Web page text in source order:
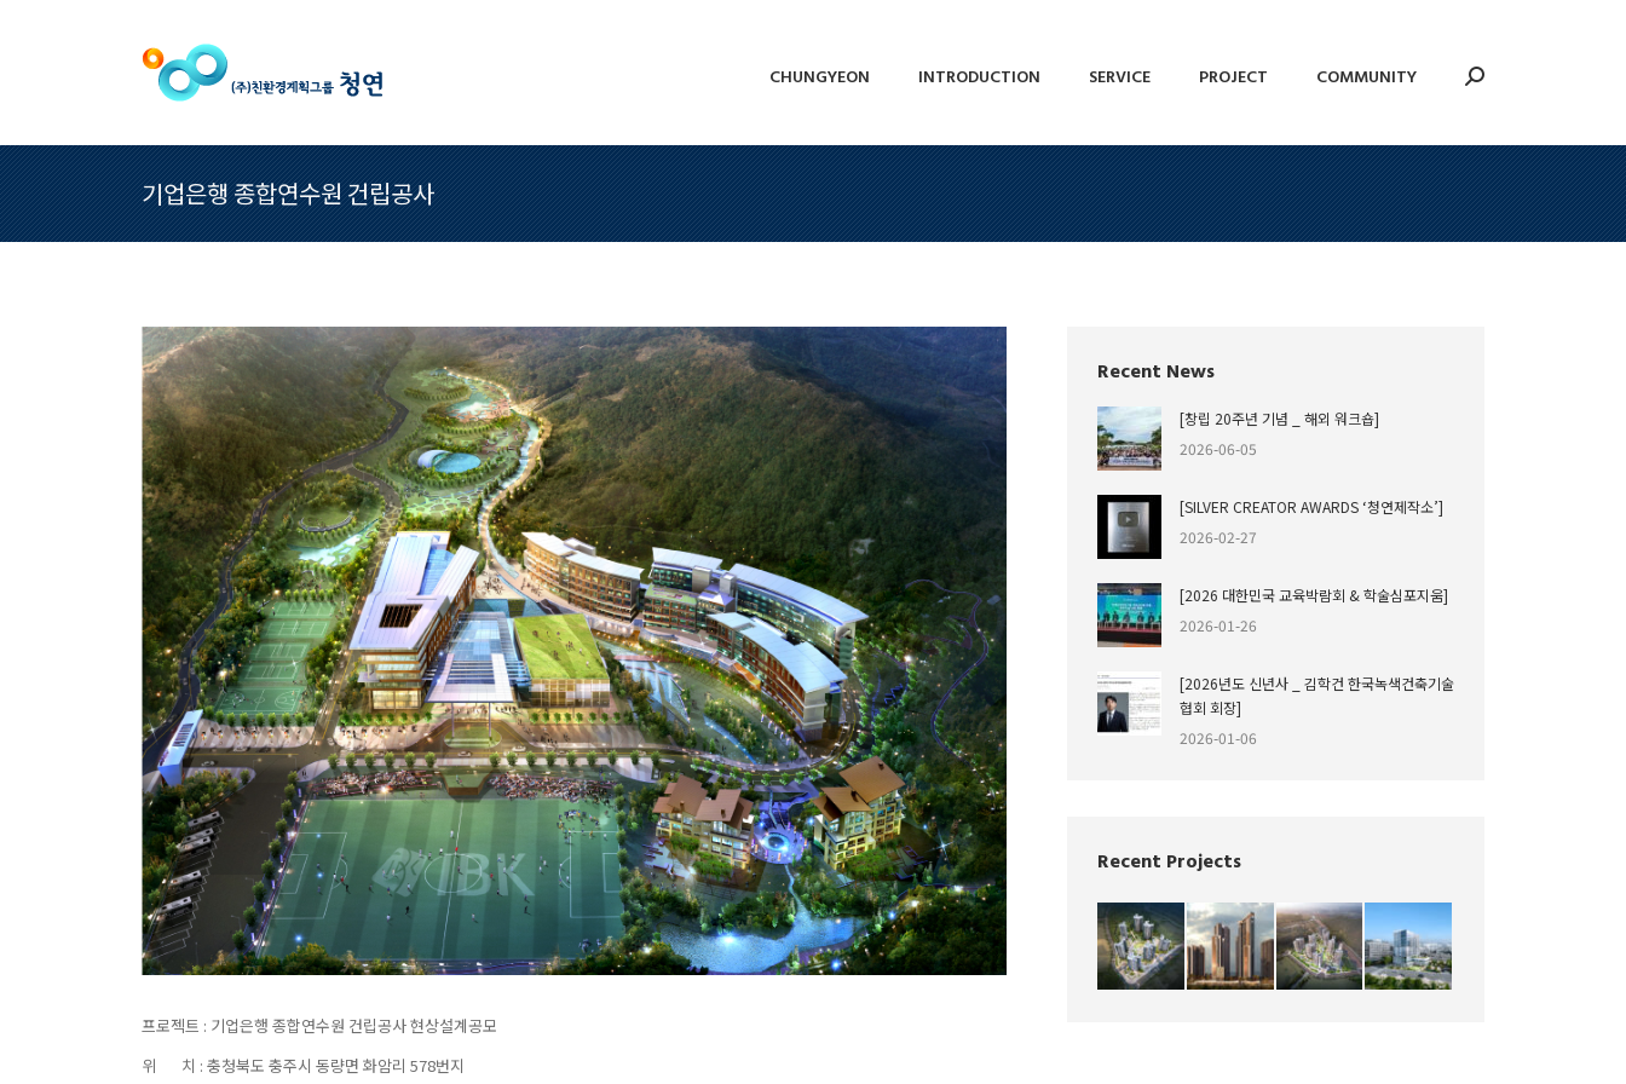
CHUNGYEON INTRODUCTION SERVICE PROJECT COMMUNITY Search:
기업은행 종합연수원 건립공사
프로젝트 : 기업은행 종합연수원 건립공사 현상설계공모
위 치 : 충청북도 충주시 동량면 화암리 578번지
Recent News
[창립 20주년 기념 _ 해외 워크숍]
2026-06-05
[SILVER CREATOR AWARDS ‘청연제작소’]
2026-02-27
[2026 대한민국 교육박람회 & 학술심포지움]
2026-01-26
[2026년도 신년사 _ 김학건 한국녹색건축기술
협회 회장]
2026-01-06
Recent Projects